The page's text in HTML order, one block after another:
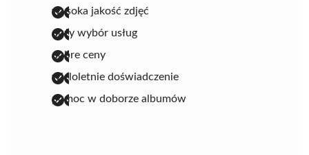
wysoka jakość zdjęć
duży wybór usług
dobre ceny
wieloletnie doświadczenie
pomoc w doborze albumów